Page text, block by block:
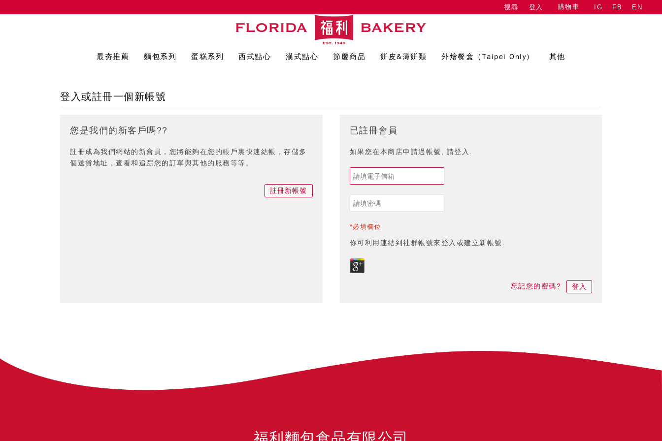
搜尋 登入 購物車 IG FB EN
最夯推薦 麵包系列 蛋糕系列 西式點心 漢式點心 節慶商品 餅皮&薄餅類 外燴餐盒（Taipei Only） 其他
登入或註冊一個新帳號
您是我們的新客戶嗎??
註冊成為我們網站的新會員，您將能夠在您的帳戶裏快速結帳，存儲多
個送貨地址，查看和追踪您的訂單與其他的服務等等。
註冊新帳號
已註冊會員
如果您在本商店申請過帳號, 請登入.
*必填欄位
你可利用連結到社群帳號來登入或建立新帳號.
忘記您的密碼? 登入